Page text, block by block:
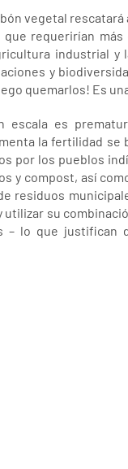
vegetal rescatará
requerirían
industrial y
y
quemarlos! Es
es
la fertilidad se
por los pueblos
y compost, así
residuos
utilizar su
– lo que justifican